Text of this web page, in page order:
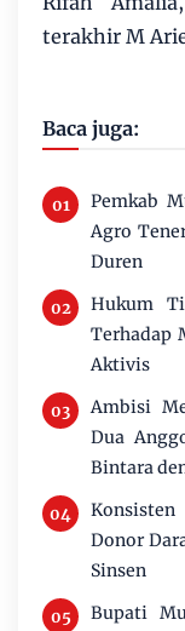
terakhir M
Baca juga:
Pemkab
Agro
Duren
Hukum
Terhadap
Aktivis
Ambisi
Dua
Bintara
Donor
Sinsen
Bupati